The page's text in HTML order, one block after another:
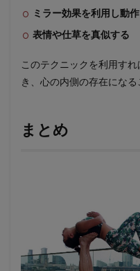
ミラー効果を利用し動
表情や仕草を真似する
このテクニックを利用す
き、心の内側の存在になる
まとめ